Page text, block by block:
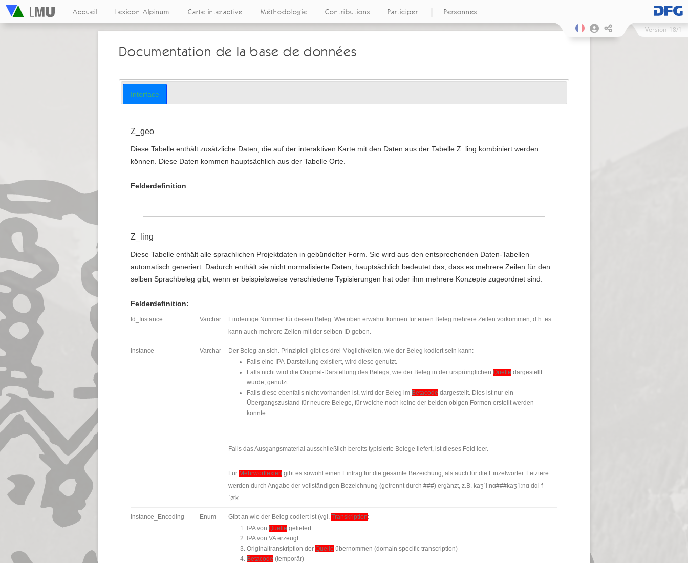
Accueil Lexicon Alpinum Carte interactive Méthodologie Contributions Participer Personnes
Version 18/1
Documentation de la base de données
Interface
Z_geo
Diese Tabelle enthält zusätzliche Daten, die auf der interaktiven Karte mit den Daten aus der Tabelle Z_ling kombiniert werden
können. Diese Daten kommen hauptsächlich aus der Tabelle Orte.
Felderdefinition
Z_ling
Diese Tabelle enthält alle sprachlichen Projektdaten in gebündelter Form. Sie wird aus den entsprechenden Daten-Tabellen
automatisch generiert. Dadurch enthält sie nicht normalisierte Daten; hauptsächlich bedeutet das, dass es mehrere Zeilen für den
selben Sprachbeleg gibt, wenn er beispielsweise verschiedene Typisierungen hat oder ihm mehrere Konzepte zugeordnet sind.
Felderdefinition:
Id_Instance Varchar
Eindeutige Nummer für diesen Beleg. Wie oben erwähnt können für einen Beleg mehrere Zeilen vorkommen, d.h. es
kann auch mehrere Zeilen mit der selben ID geben.
Instance Varchar
Der Beleg an sich. Prinzipiell gibt es drei Möglichkeiten, wie der Beleg kodiert sein kann:
Falls eine IPA-Darstellung existiert, wird diese genutzt.
Falls nicht wird die Original-Darstellung des Belegs, wie der Beleg in der ursprünglichenQuelle dargestellt
wurde, genutzt.
Falls diese ebenfalls nicht vorhanden ist, wird der Beleg im Betacode dargestellt. Dies ist nur ein
Übergangszustand für neuere Belege, für welche noch keine der beiden obigen Formen erstellt werden
konnte.
Falls das Ausgangsmaterial ausschließlich bereits typisierte Belege liefert, ist dieses Feld leer.
Für Mehrwortlexien gibt es sowohl einen Eintrag für die gesamte Bezeichung, als auch für die Einzelwörter. Letztere
werden durch Angabe der vollständigen Bezeichnung (getrennt durch ###) ergänzt, z.B. kaʒˈiːnɑ###kaʒˈiːnɑ dɑl f
ˈøːk
Instance_Encoding Enum Gibt an wie der Beleg codiert ist (vgl.Transkription:
IPAvonQuelle geliefert
IPAvonVAerzeugt
Originaltranskription derQuelle übernommen (domain specific transcription)
Betacode (temporär)